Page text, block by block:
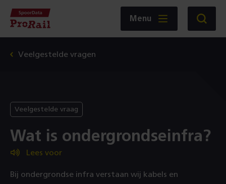
Navigatie
Homepage
ProRail
Menu Zoeken
Veelgestelde vragen
Wat is ondergrondseinfra?
Veelgestelde vraag
Lees voor
Bij ondergrondse infra verstaan wij kabels en